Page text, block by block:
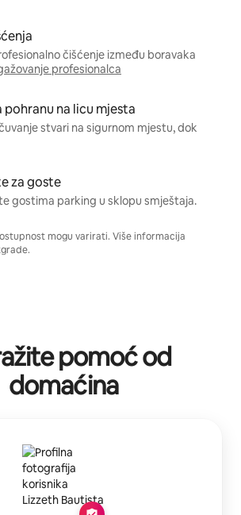
čišćenje između boravaka
profesionalca
pohranu na licu mjesta
stvari na sigurnom mjestu, dok
za goste
gostima parking u sklopu smještaja.
mogu varirati. Više informacija
pomoć od
domaćina